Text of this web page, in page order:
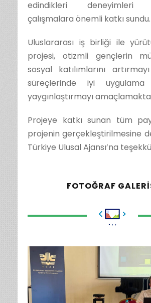
edindikleri deneyimleri
çalışmalara önemli katkı sundu.
Uluslararası iş birliği ile
projesi, otizmli gençlerin
sosyal katılımlarını
süreçlerinde iyi uygulama
yaygınlaştırmayı
Projeye katkı sunan tüm
projenin gerçekleştirilmesine
Türkiye Ulusal Ajansı’na
FOTOĞRAF